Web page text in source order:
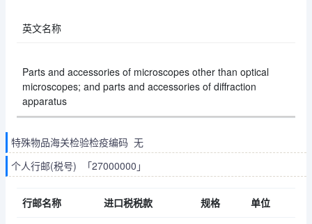
英文名称
Parts and accessories of microscopes other than optical
microscopes; and parts and accessories of diffraction
apparatus
特殊物品海关检验检疫编码 无
个人行邮(税号) 「27000000」
行邮名称 进口税税款 规格 单位